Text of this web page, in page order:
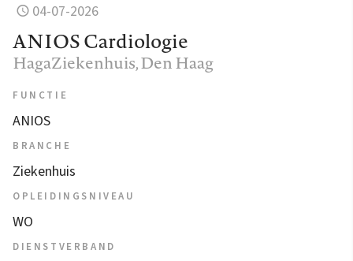
04-07-2026
ANIOS Cardiologie
HagaZiekenhuis, Den Haag
FUNCTIE
ANIOS
BRANCHE
Ziekenhuis
OPLEIDINGSNIVEAU
WO
DIENSTVERBAND